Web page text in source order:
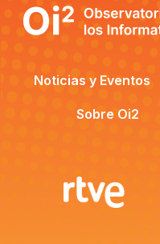
Noticias y Eventos
Sobre Oi2